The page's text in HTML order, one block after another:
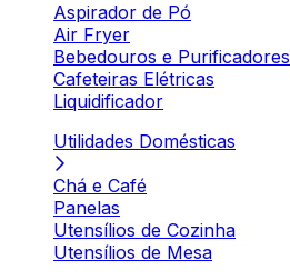
Aspirador de Pó
Air Fryer
Bebedouros e Purificadores
Cafeteiras Elétricas
Liquidificador
Utilidades Domésticas
Chá e Café
Panelas
Utensílios de Cozinha
Utensílios de Mesa